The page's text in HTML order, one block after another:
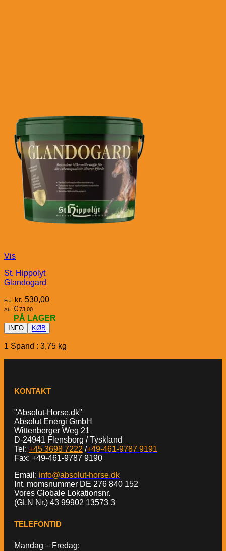
Vis
St. Hippolyt
Glandogard
Fra: kr. 530,00
Ab: € 73,00
PÅ LAGER
INFO KØB
1 Spand : 3,75 kg
KONTAKT
"Absolut-Horse.dk"
Absolut Energi GmbH
Wittenberger Weg 21
D-24941 Flensborg / Tyskland
Tel: +45 3698 7222 /+49-461-9787 9191
Fax: +49-461-9787 9190
Email: info@absolut-horse.dk
Int. momsnummer DE 276 840 152
Vores Globale Lokationsnr.
(GLN Nr.) 43 99902 13573 3
TELEFONTID
Mandag – Fredag: